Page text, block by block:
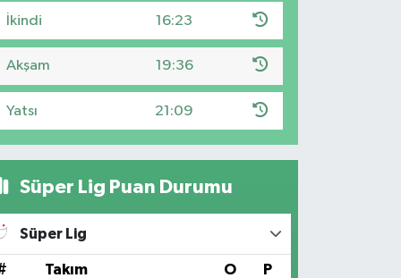
İkindi 16:23
Akşam 19:36
Yatsı 21:09
Süper Lig Puan Durumu
Süper Lig
Takım O P